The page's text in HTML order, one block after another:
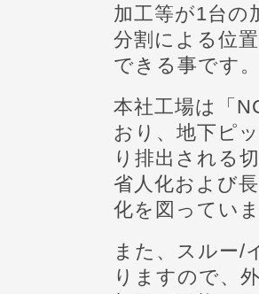
加工等が1台の
分割による位
できる事です
本社工場は「
おり、地下ピ
り排出される
省人化および
化を図ってい
また、スルー/
りますので、